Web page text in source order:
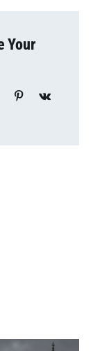
Your
Tumblr Pinterest
Vk